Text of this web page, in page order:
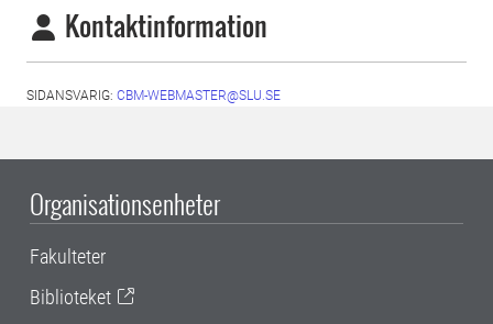
Kontaktinformation
SIDANSVARIG: CBM-WEBMASTER@SLU.SE
Organisationsenheter
Fakulteter
Biblioteket